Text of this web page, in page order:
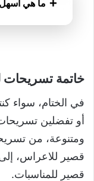
+ ما هي أسهل
مظهراً مرتباًخاتمة تسريحات
في الختام، سواء
أو تفضلين
ومتنوعة، من
قصير للاعراس،
قصير للمناسبات.